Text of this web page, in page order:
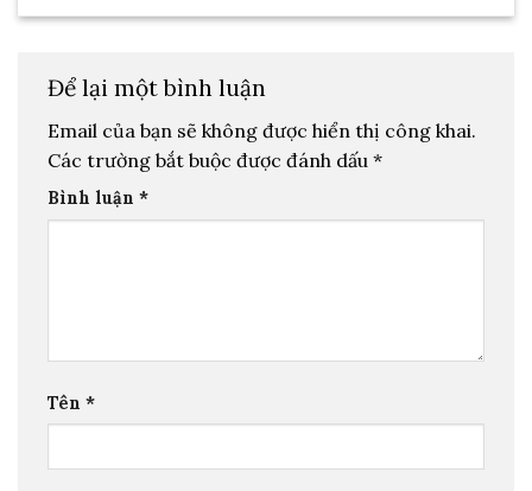
Để lại một bình luận
Email của bạn sẽ không được hiển thị công khai.
Các trường bắt buộc được đánh dấu *
Bình luận *
Tên *